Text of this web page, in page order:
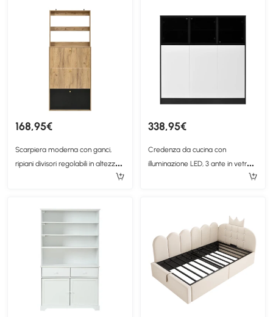
168,95€
Scarpiera moderna con ganci,
ripiani divisori regolabili in altezza
338,95€
Credenza da cucina con
illuminazione LED, 3 ante in vetro, 3